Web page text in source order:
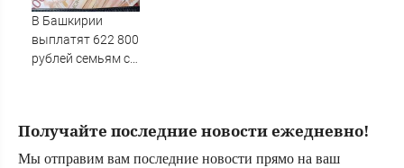
В Башкирии
выплатят 622 800
рублей семьям с
Получайте последние новости ежедневно!
Мы отправим вам последние новости прямо на ваш